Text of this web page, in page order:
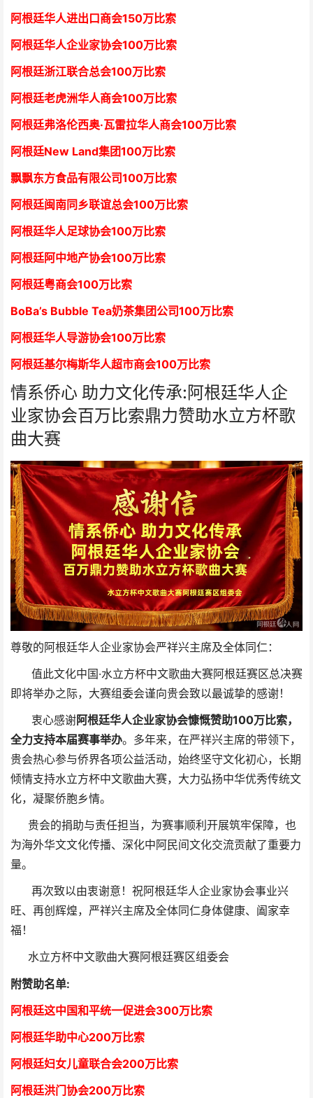
阿根廷华人进出口商会150万比索
阿根廷华人企业家协会100万比索
阿根廷浙江联合总会100万比索
阿根廷老虎洲华人商会100万比索
阿根廷弗洛伦西奥·瓦雷拉华人商会100万比索
阿根廷New Land集团100万比索
飘飘东方食品有限公司100万比索
阿根廷闽南同乡联谊总会100万比索
阿根廷华人足球协会100万比索
阿根廷阿中地产协会100万比索
阿根廷粤商会100万比索
BoBa’s Bubble Tea奶茶集团公司100万比索
阿根廷华人导游协会100万比索
阿根廷基尔梅斯华人超市商会100万比索
情系侨心 助力文化传承:阿根廷华人企
业家协会百万比索鼎力赞助水立方杯歌
曲大赛
尊敬的阿根廷华人企业家协会严祥兴主席及全体同仁：
值此文化中国·水立方杯中文歌曲大赛阿根廷赛区总决赛
即将举办之际，大赛组委会谨向贵会致以最诚挚的感谢！
衷心感谢阿根廷华人企业家协会慷慨赞助100万比索，
全力支持本届赛事举办。多年来，在严祥兴主席的带领下，
贵会热心参与侨界各项公益活动，始终坚守文化初心，长期
倾情支持水立方杯中文歌曲大赛，大力弘扬中华优秀传统文
化，凝聚侨胞乡情。
贵会的捐助与责任担当，为赛事顺利开展筑牢保障，也
为海外华文文化传播、深化中阿民间文化交流贡献了重要力
量。
再次致以由衷谢意！祝阿根廷华人企业家协会事业兴
旺、再创辉煌，严祥兴主席及全体同仁身体健康、阖家幸
福！
水立方杯中文歌曲大赛阿根廷赛区组委会
附赞助名单:
阿根廷这中国和平统一促进会300万比索
阿根廷华助中心200万比索
阿根廷妇女儿童联合会200万比索
阿根廷洪门协会200万比索